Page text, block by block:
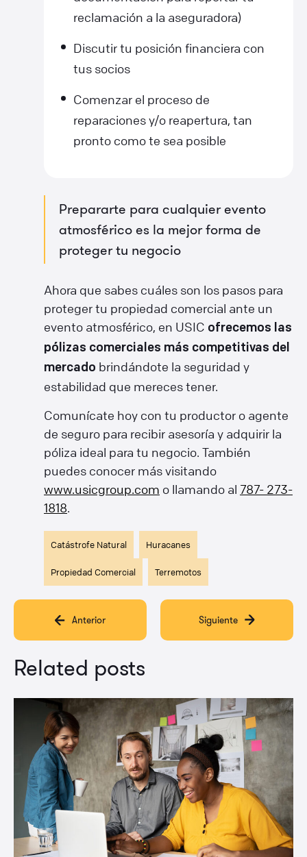
reclamación a la aseguradora)
Discutir tu posición financiera con
tus socios
Comenzar el proceso de
reparaciones y/o reapertura, tan
pronto como te sea posible
Prepararte para cualquier evento
atmosférico es la mejor forma de
proteger tu negocio
Ahora que sabes cuáles son los pasos para
proteger tu propiedad comercial ante un
evento atmosférico, en USIC ofrecemos las
pólizas comerciales más competitivas del
mercado brindándote la seguridad y
estabilidad que mereces tener.
Comunícate hoy con tu productor o agente
de seguro para recibir asesoría y adquirir la
póliza ideal para tu negocio. También
puedes conocer más visitando
www.usicgroup.com o llamando al 787- 273-
1818.
Catástrofe Natural Huracanes
Propiedad Comercial Terremotos
Anterior Siguiente
Related posts